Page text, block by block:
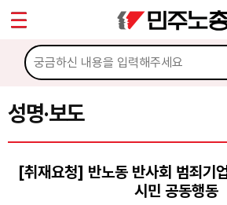
성명·보도
[취재요청] 반노동 반사회 범죄기
시민 공동행동
마이페이지
소개
소식
공지사항
성명·보도
Sketchbook5, 스케
Sketchbook5, 스케